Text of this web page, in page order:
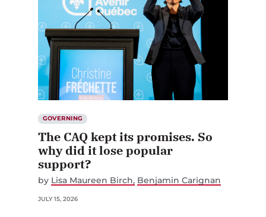
GOVERNING
The CAQ kept its promises. So
why did it lose popular
support?
by Lisa Maureen Birch Benjamin Carignan
JULY 15, 2026